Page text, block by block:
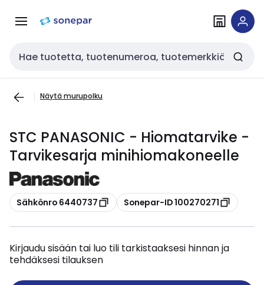
navigointiinsisältöön
Haku
Näytä murupolku
STC PANASONIC - Hiomatarvike -
Tarvikesarja minihiomakoneelle
Kopioi
Sähkönro 6440737 Kopioi
Sonepar-ID 100270271
Kirjaudu sisään tai luo tili tarkistaaksesi hinnan ja
tehdäksesi tilauksen